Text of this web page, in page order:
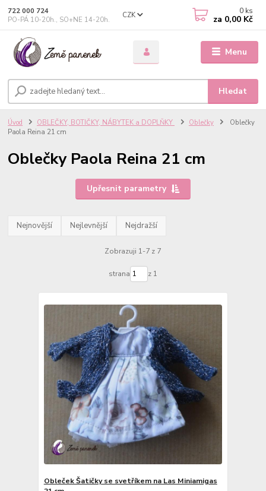
Menu
CZK
Hledat
722 000 724
PO-PÁ 10-20h., SO+NE 14-20h.
0 ks
za 0,00 Kč
Úvod OBLEČKY, BOTIČKY, NÁBYTEK a DOPLŇKY Oblečky
Oblečky
Paola Reina 21 cm
Oblečky Paola Reina 21 cm
Upřesnit parametry
Nejnovější Nejlevnější Nejdražší
Zobrazuji 1-7 z 7
strana z 1
Obleček Šatičky se svetříkem na Las Miniamigas